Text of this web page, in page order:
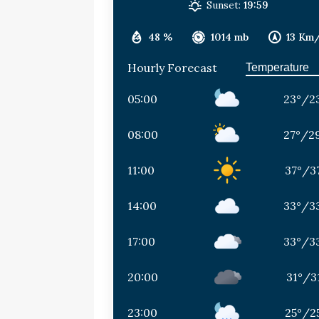
48 % 1014 mb 13
Sunset: 19:59
Hourly Forecast
05:00 23° /
08:00 27° /
11:00 37° /
14:00 33° /
17:00 33° /
20:00 31° /
23:00 25° /